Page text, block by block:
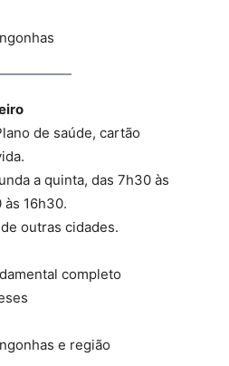
de saúde, cartão
a quinta, das 7h30 às
às 16h30.
outras cidades.
completo
e região